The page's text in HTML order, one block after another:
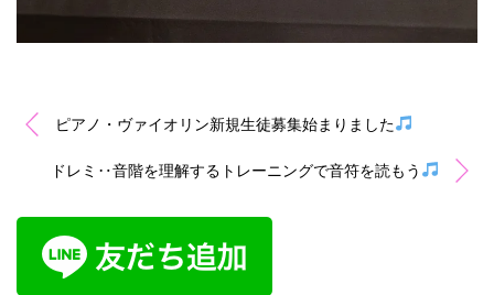
ピアノ・ヴァイオリン新規生徒募集始まりました
ドレミ‥音階を理解するトレーニングで音符を読もう